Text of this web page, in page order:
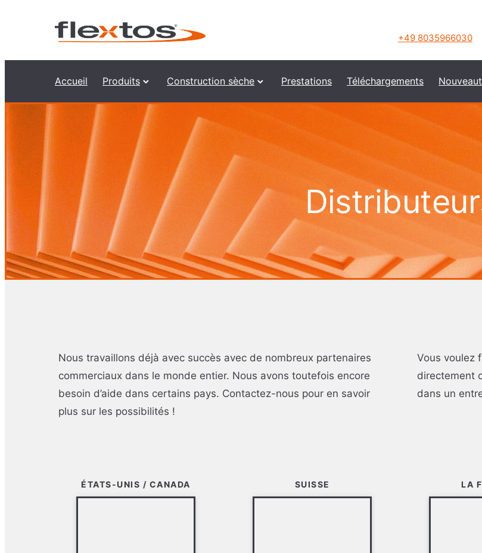
+49 8035966030
Accueil Produits Construction sèche Prestations Téléchargements
Nous travaillons déjà avec succès avec de nombreux partenaires
commerciaux dans le monde entier. Nous avons toutefois encore
besoin d’aide dans certains pays. Contactez-nous pour en savoir
plus sur les possibilités !
Vous voulez
directement
dans un
ÉTATS-UNIS / CANADA SUISSE LA